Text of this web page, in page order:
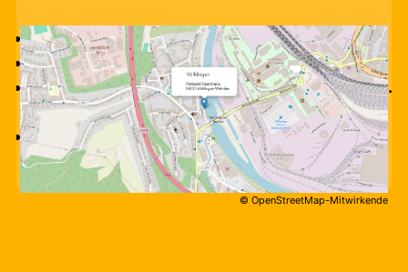
Kurzarm-Neopren im Frühjahr und Herbst
Boardshorts, Bikini oder Lycra im Sommer
Alternativ nichtsaugende Sportbekleidung (z.
B. Lycra)
Sonnenschutz (Kopfbedeckung,
Sonnencreme), Handtuch und Badezeug
© OpenStreetMap-Mitwirkende